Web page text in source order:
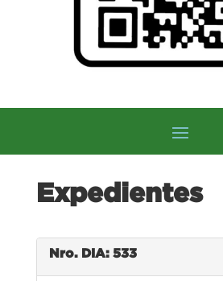
Expedientes
Nro. DIA: 533